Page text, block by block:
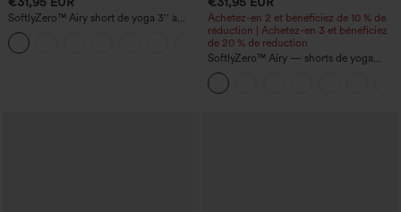
SoftlyZero™ Airy short de yoga 3'' à
taille haute, froncé, InstantCool, avec
poches
+11
Achetez-en 2 et bénéficiez de 10 % de
réduction | Achetez-en 3 et bénéficiez
de 20 % de réduction
SoftlyZero™ Airy — shorts de yoga
super taille haute 2-en-1 InstantCool
avec poches